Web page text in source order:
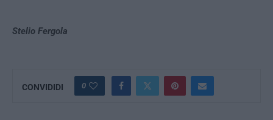
Stelio Fergola
CONVIDIDI 0